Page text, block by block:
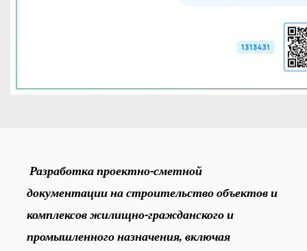
Разработка проектно-сметной
документации на строительство объектов и
комплексов жилищно-гражданского и
промышленного назначения, включая